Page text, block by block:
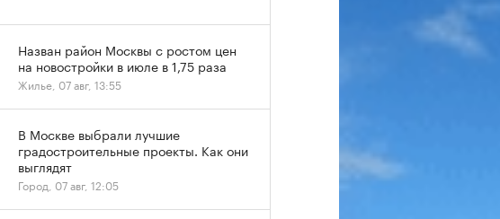
Назван район Москвы с ростом цен
на новостройки в июле в 1,75 раза
Жилье, 07 авг, 13:55
В Москве выбрали лучшие
градостроительные проекты. Как они
выглядят
Город, 07 авг, 12:05